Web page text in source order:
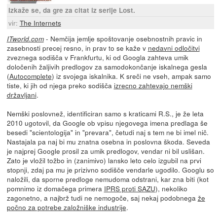
Izkaže se, da gre za citat iz serije Lost.
vir: The Internets
ITworld.com- Nemčija jemlje spoštovanje osebnostnih pravic in
zasebnosti precej resno, in prav to se kaže v nedavni odločitvi
zveznega sodišča v Frankfurtu, ki od Googla zahteva umik
določenih žaljivih predlogov za samodokončanje iskalnega gesla
(Autocomplete) iz svojega iskalnika. K sreči ne vseh, ampak samo
tiste, ki jih od njega preko sodišča izrecno zahtevajo nemški
državljani.
Nemški poslovnež, identificiran samo s kraticami R.S., je že leta
2010 ugotovil, da Google ob vpisu njegovega imena predlaga še
besedi "scientologija" in "prevara", četudi naj s tem ne bi imel nič.
Nastajala pa naj bi mu znatna osebna in poslovna škoda. Seveda
je najprej Google prosil za umik predlogov, vendar ni bil uslišan.
Zato je vložil tožbo in (zanimivo) lansko leto celo izgubil na prvi
stopnji, zdaj pa mu je prizivno sodišče vendarle ugodilo. Googlu so
naložili, da sporne predloge nemudoma odstrani, kar zna biti (kot
pomnimo iz domačega primera IPRS proti SAZU), nekoliko
zagonetno, a najbrž tudi ne nemogoče, saj nekaj podobnega že
počno za potrebe založniške industrije.